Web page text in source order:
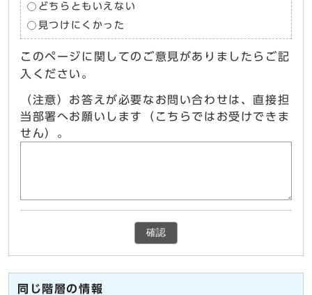
どちらともいえない
見つけにくかった
このページに関してのご意見がありましたらご記
入ください。
（注意）お答えが必要なお問い合わせは、直接担
当部署へお願いします（こちらではお受けできま
せん）。
確認
同じ階層の情報